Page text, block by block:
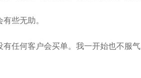
些无助。
任何客户会买单。我一开始也不服